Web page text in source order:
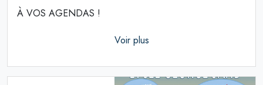
À VOS AGENDAS !
Voir plus